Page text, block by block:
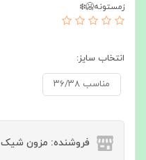
زمستونه🥶❄️
انتخاب سایز:
مناسب ۳۶/۳۸
فروشنده: مزون شیک